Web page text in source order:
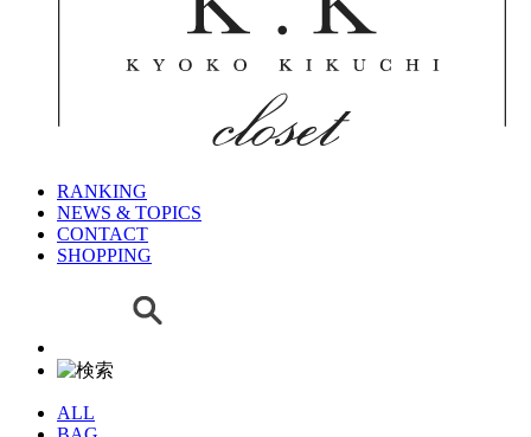
RANKING
NEWS & TOPICS
CONTACT
SHOPPING
ALL